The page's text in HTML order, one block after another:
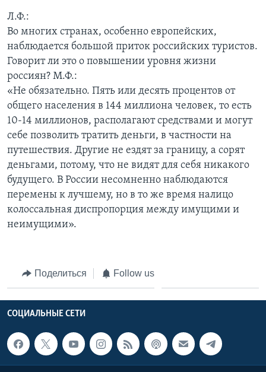
Л.Ф.:
Во многих странах, особенно европейских,
наблюдается большой приток российских туристов.
Говорит ли это о повышении уровня жизни
россиян? М.Ф.:
«Не обязательно. Пять или десять процентов от
общего населения в 144 миллиона человек, то есть
10-14 миллионов, располагают средствами и могут
себе позволить тратить деньги, в частности на
путешествия. Другие не ездят за границу, а сорят
деньгами, потому, что не видят для себя никакого
будущего. В России несомненно наблюдаются
перемены к лучшему, но в то же время налицо
колоссальная диспропорция между имущими и
неимущими».
Поделиться Follow us
СОЦИАЛЬНЫЕ СЕТИ